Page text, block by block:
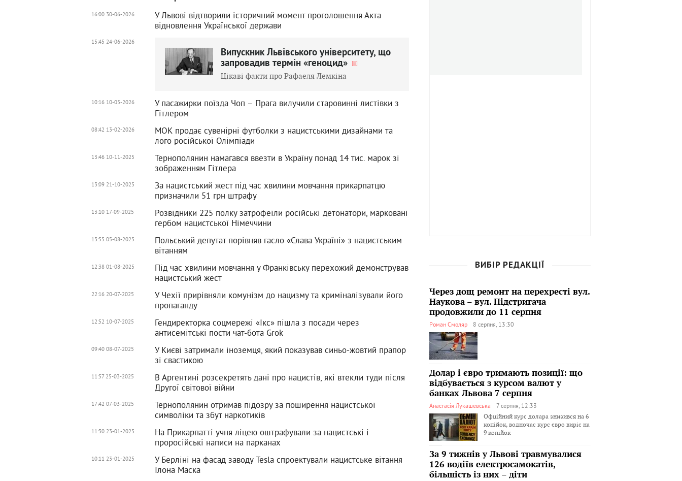
16:00 30-06-2026
У Львові відтворили історичний момент проголошення Акта
відновлення Української держави
15:45 24-06-2026
Випускник Львівського університету, що
запровадив термін «геноцид»
Цікаві факти про Рафаеля Лемкіна
10:16 10-05-2026
У пасажирки поїзда Чоп – Прага вилучили старовинні листівки з
Гітлером
08:42 13-02-2026
МОК продає сувенірні футболки з нацистськими дизайнами та
лого російської Олімпіади
13:46 10-11-2025
Тернополянин намагався ввезти в Україну понад 14 тис. марок зі
зображенням Гітлера
13:09 21-10-2025
За нацистський жест під час хвилини мовчання прикарпатцю
призначили 51 грн штрафу
13:10 17-09-2025
Розвідники 225 полку затрофеїли російські детонатори, марковані
гербом нацистської Німеччини
13:55 05-08-2025
Польський депутат порівняв гасло «Слава Україні» з нацистським
вітанням
12:38 01-08-2025
Під час хвилини мовчання у Франківську перехожий демонстрував
нацистський жест
22:16 20-07-2025
У Чехії прирівняли комунізм до нацизму та криміналізували його
пропаганду
12:52 10-07-2025
Гендиректорка соцмережі «Ікс» пішла з посади через
антисемітські пости чат-бота Grok
09:40 08-07-2025
У Києві затримали іноземця, який показував синьо-жовтий прапор
зі свастикою
11:57 25-03-2025
В Аргентині розсекретять дані про нацистів, які втекли туди після
Другої світової війни
17:42 07-03-2025
Тернополянин отримав підозру за поширення нацистської
символіки та збут наркотиків
11:30 23-01-2025
На Прикарпатті учня ліцею оштрафували за нацистські і
проросійські написи на парканах
10:11 23-01-2025
У Берліні на фасад заводу Tesla спроектували нацистське вітання
Ілона Маска
ВИБІР РЕДАКЦІЇ
Через дощ ремонт на перехресті вул.
Наукова – вул. Підстригача
продовжили до 11 серпня
Роман Смоляр 8 серпня, 13:30
Долар і євро тримають позиції: що
відбувається з курсом валют у
банках Львова 7 серпня
Анастасія Лукашевська
7 серпня, 12:33
Офційний курс долара знизився на 6
копійок, водночас курс євро виріс на
9 копійок
За 9 тижнів у Львові травмувалися
126 водіїв електросамокатів,
більшість із них – діти